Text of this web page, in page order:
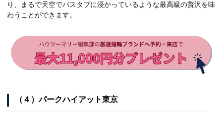
り、まるで天空でバスタブに浸かっているような最高級の贅沢を味
わうことができます。
（４）パークハイアット東京